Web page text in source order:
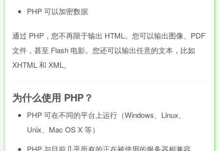
PHP 可以加密数据
通过 PHP，您不再限于输出 HTML。您可以输出图像、PDF
文件，甚至 Flash 电影。您还可以输出任意的文本，比如
XHTML 和 XML。
为什么使用 PHP？
PHP 可在不同的平台上运行（Windows、Linux、
Unix、Mac OS X 等）
PHP 与目前几乎所有的正在被使用的服务器相兼容